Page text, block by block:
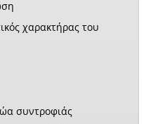
χαρακτήρας του
συντροφιάς